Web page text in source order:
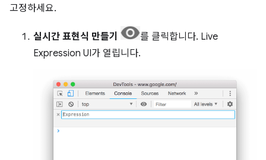
고정하세요.
실시간 표현식 만들기
를 클릭합니다. Live
Expression UI가 열립니다.